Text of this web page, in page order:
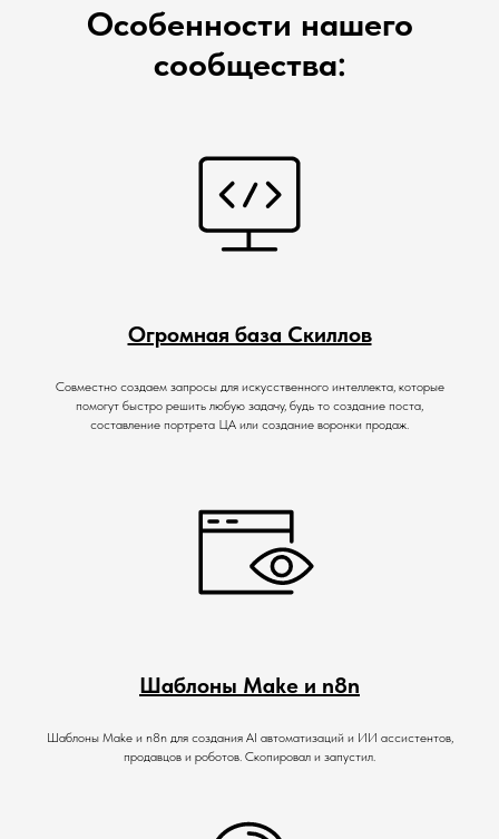
Особенности нашего
сообщества:
Огромная база Скиллов
Совместно создаем запросы для искусственного интеллекта, которые
помогут быстро решить любую задачу, будь то создание поста,
составление портрета ЦА или создание воронки продаж.
Шаблоны Make и n8n
Шаблоны Make и n8n для создания AI автоматизаций и ИИ ассистентов,
продавцов и роботов. Скопировал и запустил.